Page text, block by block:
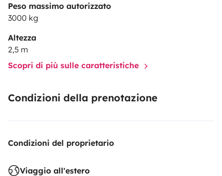
Peso massimo autorizzato
3000 kg
Altezza
2,5 m
Scopri di più sulle caratteristiche
Condizioni della prenotazione
Condizioni del proprietario
Viaggio all'estero